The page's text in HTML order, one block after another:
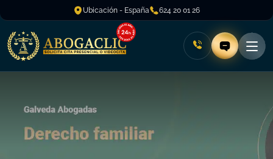
Ubicación - España 624 20 01 26